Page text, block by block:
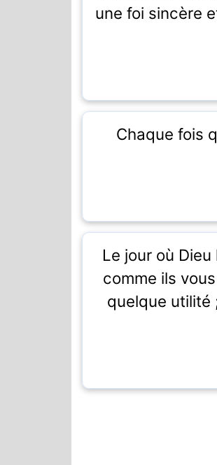
une foi sincère
Chaque fois
Le jour où
comme ils
quelque utilité